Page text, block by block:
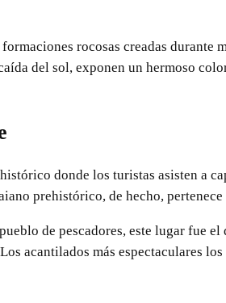
rocosas creadas durante
del sol, exponen un hermoso
donde los turistas asisten a
prehistórico, de hecho,
de pescadores, este lugar fue
acantilados más espectaculares